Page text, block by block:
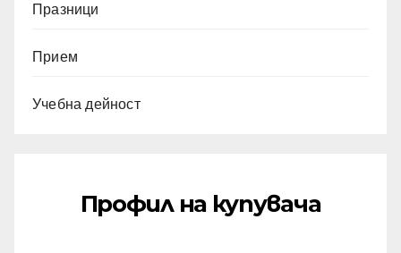
Празници
Прием
Учебна дейност
Профил на купувача